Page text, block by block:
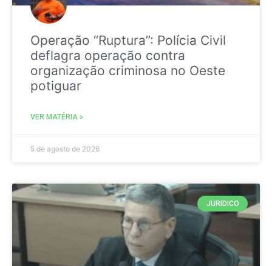
Operação “Ruptura”: Polícia Civil
deflagra operação contra
organização criminosa no Oeste
potiguar
VER MATÉRIA »
5 de agosto de 2026
JURIDICO